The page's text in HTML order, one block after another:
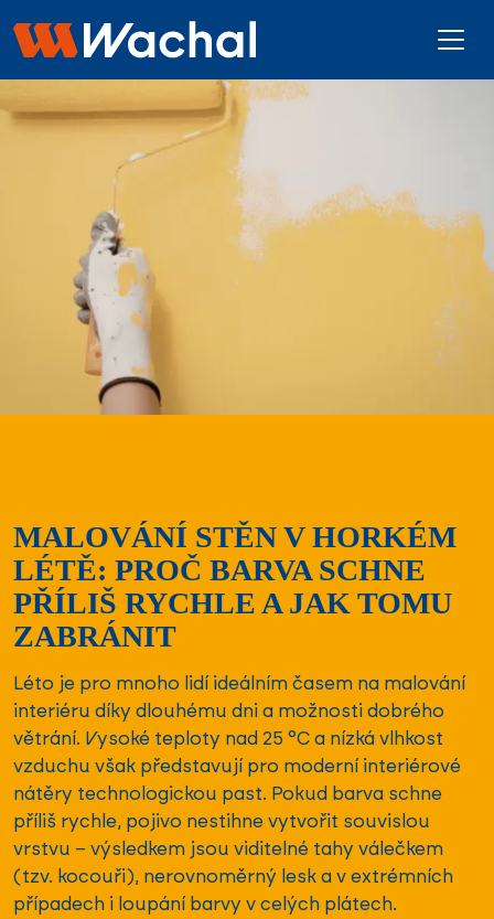
MALOVÁNÍ STĚN V HORKÉM
LÉTĚ: PROČ BARVA SCHNE
PŘÍLIŠ RYCHLE A JAK TOMU
ZABRÁNIT
Léto je pro mnoho lidí ideálním časem na malování
interiéru díky dlouhému dni a možnosti dobrého
větrání. Vysoké teploty nad 25 °C a nízká vlhkost
vzduchu však představují pro moderní interiérové
nátěry technologickou past. Pokud barva schne
příliš rychle, pojivo nestihne vytvořit souvislou
vrstvu – výsledkem jsou viditelné tahy válečkem
(tzv. kocouři), nerovnoměrný lesk a v extrémních
případech i loupání barvy v celých plátech.